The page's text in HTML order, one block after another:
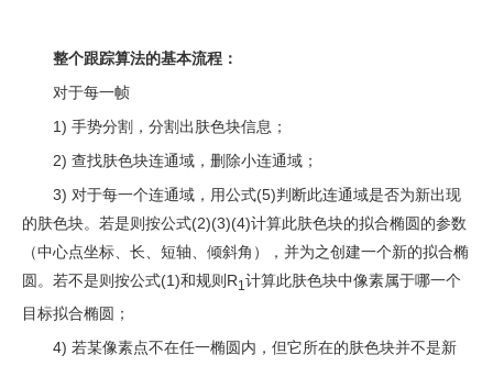
整个跟踪算法的基本流程：
对于每一帧
1) 手势分割，分割出肤色块信息；
2) 查找肤色块连通域，删除小连通域；
3) 对于每一个连通域，用公式(5)判断此连通域是否为新出现
的肤色块。若是则按公式(2)(3)(4)计算此肤色块的拟合椭圆的参数
（中心点坐标、长、短轴、倾斜角），并为之创建一个新的拟合椭
圆。若不是则按公式(1)和规则R1 计算此肤色块中像素属于哪一个
目标拟合椭圆；
4) 若某像素点不在任一椭圆内，但它所在的肤色块并不是新